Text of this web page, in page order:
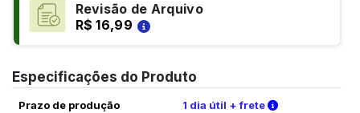
Revisão de Arquivo
R$ 16,99
Especificações do Produto
Prazo de produção 1 dia útil + frete Verifique as